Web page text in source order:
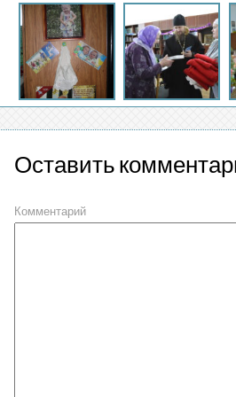
Оставить
Комментарий